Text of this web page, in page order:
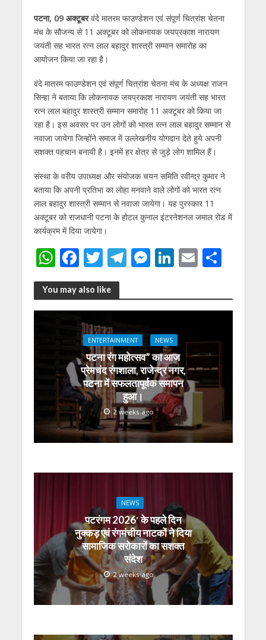
s
A
p
p
b
o
o
k
gr
a
m
n
g
e
dI
n
l
पटना, 09 अक्टूबरवंदे मातरम फाउण्डेशन एवं संपूर्ण चित्रांश चेतना
मंच के सौजन्य से 11 अक्टूबर को लोकनायक जयप्रकाश नारायण
जयंती सह भारत रत्न लाल बहादुर शास्त्री सम्मान समारोह का
आयोजन किया जा रहा है।
वंदे मातरम फाउण्डेशन एवं संपूर्ण चित्रांश चेतना मंच के अध्यक्ष राजन
सिन्हा ने बताया कि लोकनायक जयप्रकाश नारायण जयंती सह भारत
रत्न लाल बहादुर शास्त्री सम्मान समारोह 11 अक्टूबर को किया जा
रहा है। इस अवसर पर उन लोगों को भारत रत्न लाल बहादुर सम्मान से
नवाजा जायेगा जिन्होंने समाज में उल्लेखनीय योगदान देते हुये अपनी
सशक्त पहचान बनायी है। इनमें हर क्षेत्र से जुड़े लोग शामिल हैं।
संस्था के वरीय उपाध्यक्ष और संयोजक चयन समिति रवीन्द्र कुमार ने
बताया कि अपनी प्रतिभा का लोहा मनवाने वाले लोगों को भारत रत्न
लाल बहादुर शास्त्री सम्मान से नवाजा जायेगा। यह पुरस्कार 11
अक्टूबर को राजधानी पटना के होटल कुनाल इंटरनेशनल जमाल रोड में
कार्यक्रम में दिया जायेगा।
W
h
at
s
p
F
ac
e
b
o
o
k
T
w
itt
er
T
e
gr
a
m
M
ss
e
n
g
er
Li
k
e
dI
n
E
ai
l
S
ar
e
You may also like
ENTERTAINMENT NEWS
पटना रंग महोत्सव” का आज
प्रेमचंद रंगशाला, राजेन्द्र नगर,
पटना में सफलतापूर्वक समापन
हुआ।
2 weeks ago
NEWS
पटरंगम 2026′ के पहले दिन
नुक्कड़ एवं रंगमंचीय नाटकों ने दिया
सामाजिक सरोकारों का सशक्त
संदेश
2 weeks ago